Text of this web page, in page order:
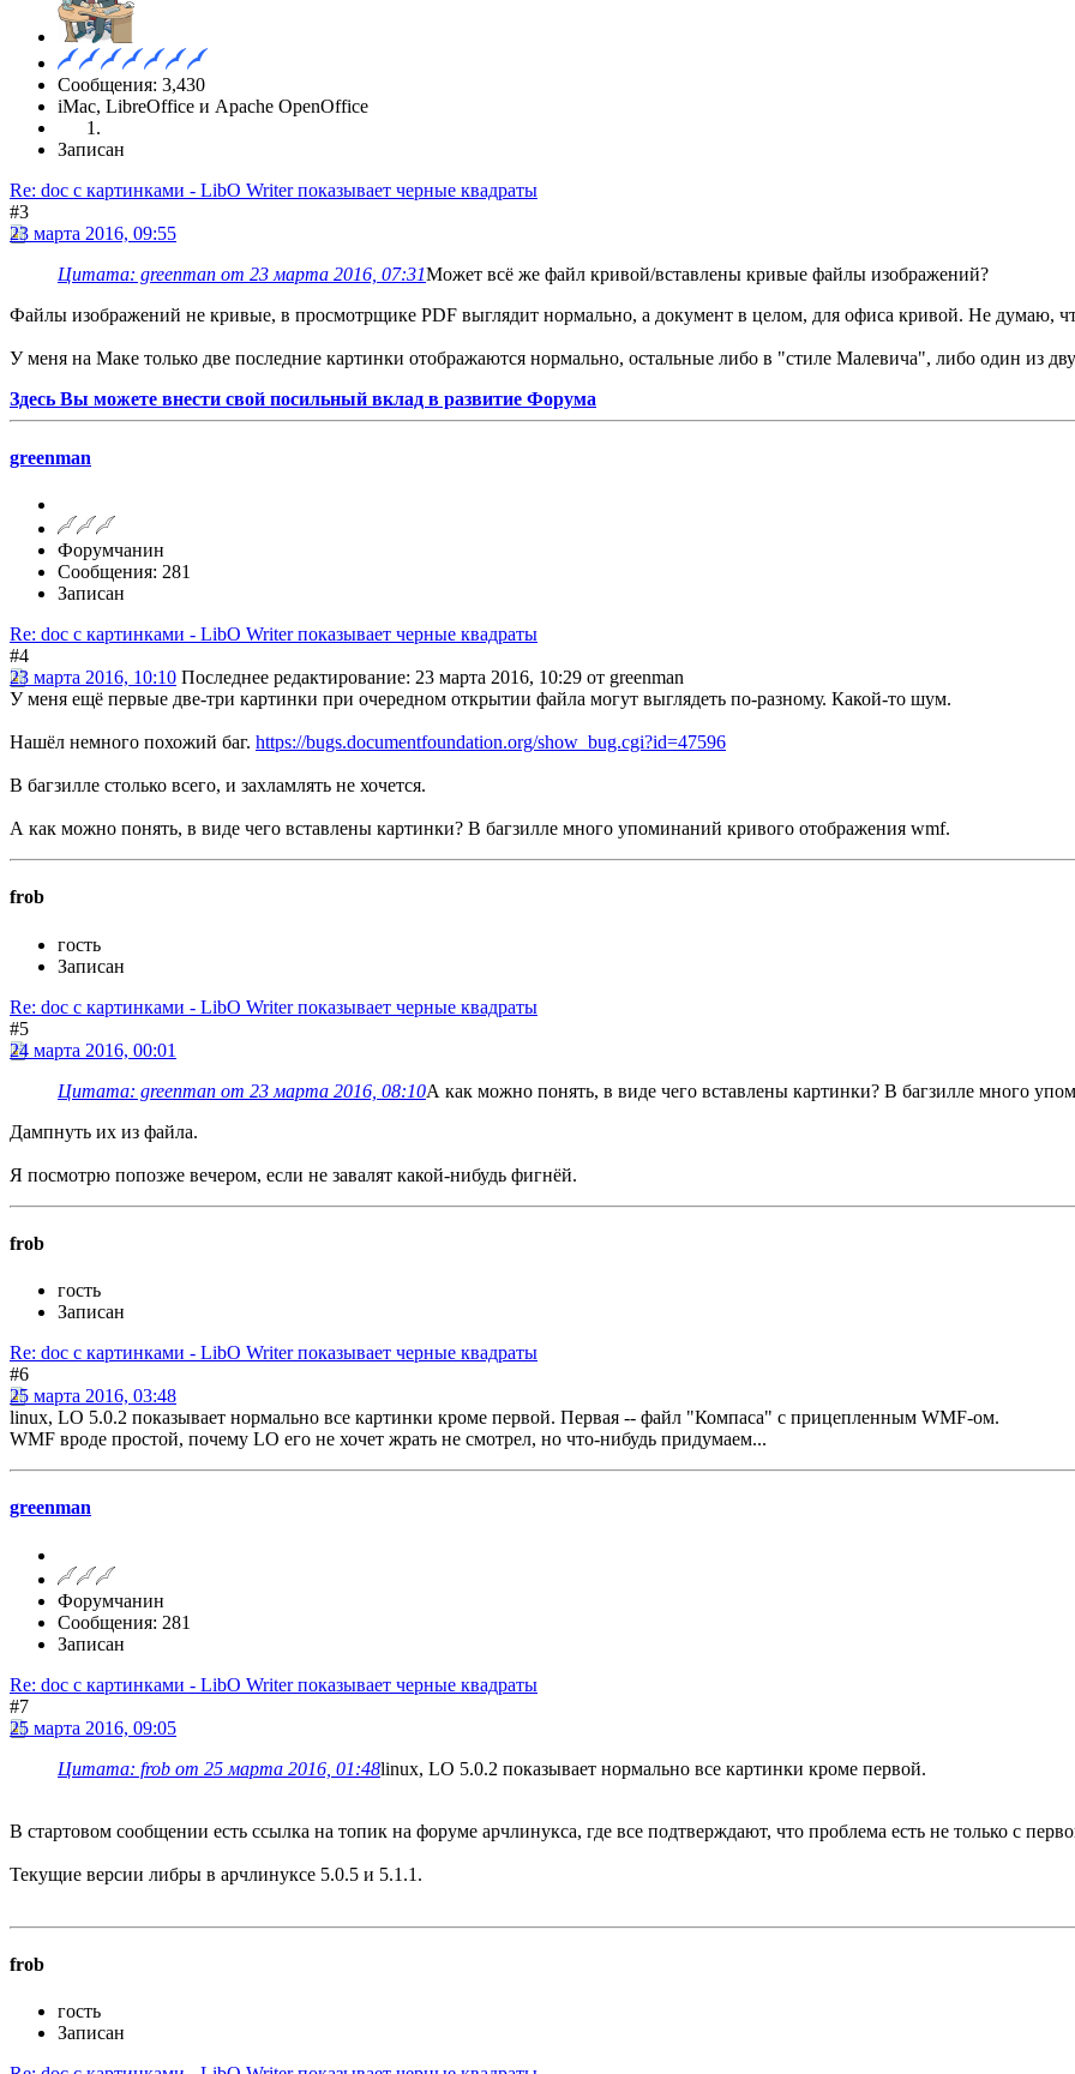
Сообщения: 3,430
iMac, LibreOffice и Apache OpenOffice
Записан
Re: doc с картинками - LibO Writer показывает черные квадраты
#3
23 марта 2016, 09:55
Цитата: greenman от 23 марта 2016, 07:31Может всё же файл кривой/вставлены кривые файлы изображений?
Файлы изображений не кривые, в просмотрщике PDF выглядит нормально, а документ в целом, для офиса кривой. Не думаю,
У меня на Маке только две последние картинки отображаются нормально, остальные либо в "стиле Малевича", либо один из
Здесь Вы можете внести свой посильный вклад в развитие Форума
greenman
Форумчанин
Сообщения: 281
Записан
Re: doc с картинками - LibO Writer показывает черные квадраты
#4
23 марта 2016, 10:10 Последнее редактирование: 23 марта 2016, 10:29 от greenman
У меня ещё первые две-три картинки при очередном открытии файла могут выглядеть по-разному. Какой-то шум.
Нашёл немного похожий баг. https://bugs.documentfoundation.org/show_bug.cgi?id=47596
В багзилле столько всего, и захламлять не хочется.
А как можно понять, в виде чего вставлены картинки? В багзилле много упоминаний кривого отображения wmf.
frob
гость
Записан
Re: doc с картинками - LibO Writer показывает черные квадраты
#5
24 марта 2016, 00:01
Цитата: greenman от 23 марта 2016, 08:10А как можно понять, в виде чего вставлены картинки? В багзилле много
Дампнуть их из файла.
Я посмотрю попозже вечером, если не завалят какой-нибудь фигнёй.
frob
гость
Записан
Re: doc с картинками - LibO Writer показывает черные квадраты
#6
25 марта 2016, 03:48
linux, LO 5.0.2 показывает нормально все картинки кроме первой. Первая -- файл "Компаса" с прицепленным WMF-ом.
WMF вроде простой, почему LO его не хочет жрать не смотрел, но что-нибудь придумаем...
greenman
Форумчанин
Сообщения: 281
Записан
Re: doc с картинками - LibO Writer показывает черные квадраты
#7
25 марта 2016, 09:05
Цитата: frob от 25 марта 2016, 01:48linux, LO 5.0.2 показывает нормально все картинки кроме первой.
В стартовом сообщении есть ссылка на топик на форуме арчлинукса, где все подтверждают, что проблема есть не только с
Текущие версии либры в арчлинуксе 5.0.5 и 5.1.1.
frob
гость
Записан